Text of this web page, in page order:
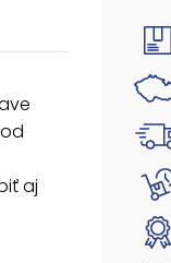
- 6
aj